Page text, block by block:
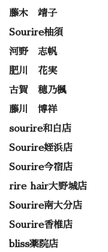
藤木 靖子
Sourire柚須
河野 志帆
肥川 花実
古賀 穂乃楓
藤川 博祥
sourire和白店
Sourire姪浜店
Sourire今宿店
rire hair大野城店
Sourire南大分店
Sourire香椎店
bliss薬院店